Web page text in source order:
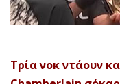
Τρία νοκ ντάουν